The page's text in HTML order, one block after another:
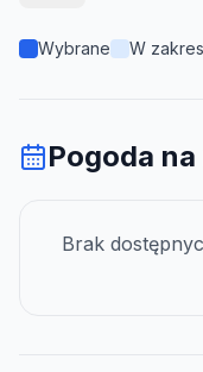
Wybrane W
Pogoda
Brak